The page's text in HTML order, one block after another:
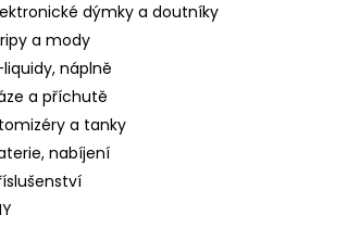
dýmky a doutníky
a mody
liquidy, náplně
a příchutě
a tanky
nabíjení